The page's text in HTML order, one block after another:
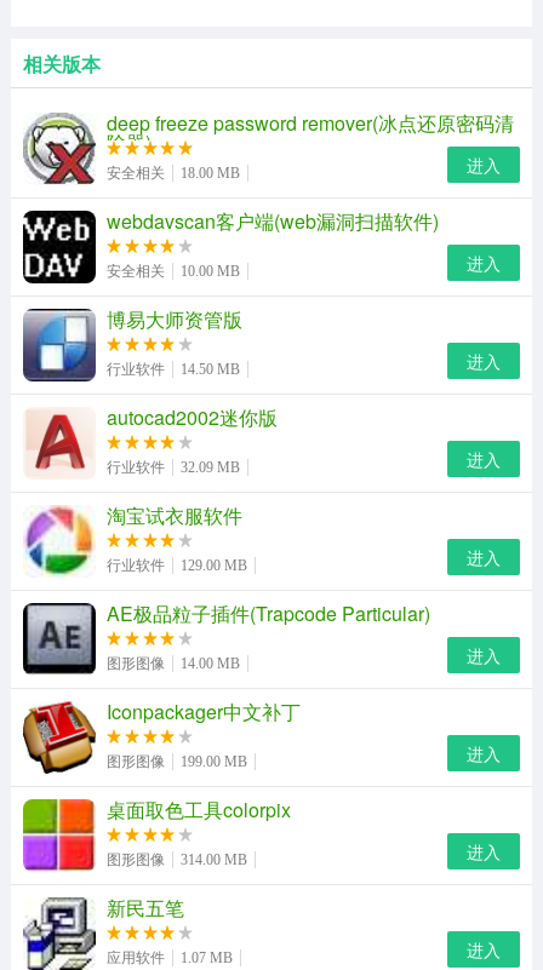
模仿截图软件更新内容：
1.添加合作项目；
2.去除自动更新。
解压密码:www.downyi.com
相关版本
deep freeze password remover(冰点还原密码清
除器)
安全相关 18.00 MB 进入
webdavscan客户端(web漏洞扫描软件)
安全相关 10.00 MB 进入
博易大师资管版
行业软件 14.50 MB 进入
autocad2002迷你版
行业软件 32.09 MB 进入
淘宝试衣服软件
行业软件 129.00 MB 进入
AE极品粒子插件(Trapcode Particular)
图形图像 14.00 MB 进入
Iconpackager中文补丁
图形图像 199.00 MB 进入
桌面取色工具colorpix
图形图像 314.00 MB 进入
新民五笔
应用软件 1.07 MB 进入